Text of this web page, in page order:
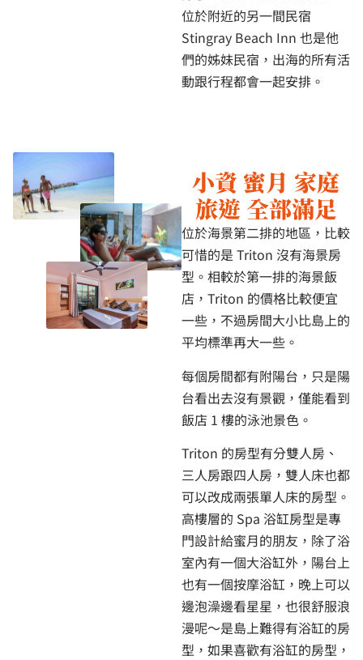
位於附近的另一間民宿
Stingray Beach Inn 也是他
們的姊妹民宿，出海的所有活
動跟行程都會一起安排。
小資 蜜月 家庭
旅遊 全部滿足
位於海景第二排的地區，比較
可惜的是 Triton 沒有海景房
型。相較於第一排的海景飯
店，Triton 的價格比較便宜
一些，不過房間大小比島上的
平均標準再大一些。
每個房間都有附陽台，只是陽
台看出去沒有景觀，僅能看到
飯店 1 樓的泳池景色。
Triton 的房型有分雙人房、
三人房跟四人房，雙人床也都
可以改成兩張單人床的房型。
高樓層的 Spa 浴缸房型是專
門設計給蜜月的朋友，除了浴
室內有一個大浴缸外，陽台上
也有一個按摩浴缸，晚上可以
邊泡澡邊看星星，也很舒服浪
漫呢～是島上難得有浴缸的房
型，如果喜歡有浴缸的房型，